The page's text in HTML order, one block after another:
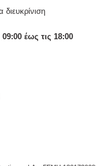
έως τις 18:00